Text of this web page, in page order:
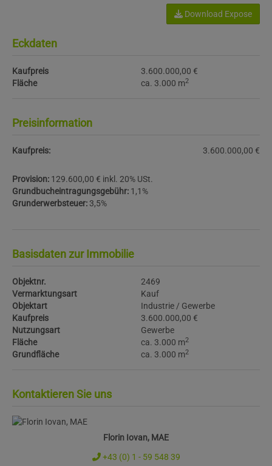
Download Expose
Eckdaten
Kaufpreis
3.600.000,00 €
Fläche
ca. 3.000 m2
Preisinformation
Kaufpreis: 3.600.000,00 €
Provision: 129.600,00 € inkl. 20% USt.
Grundbucheintragungsgebühr: 1,1%
Grunderwerbsteuer: 3,5%
Basisdaten zur Immobilie
Objektnr.
2469
Vermarktungsart
Kauf
Objektart
Industrie / Gewerbe
Kaufpreis
3.600.000,00 €
Nutzungsart
Gewerbe
Fläche
ca. 3.000 m2
Grundfläche ca. 3.000 m2
Kontaktieren Sie uns
Florin Iovan, MAE
+43 (0) 1 - 59 548 39